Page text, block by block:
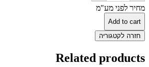
(ספאן
60)
quantity
מחיר לפני מע"מ
Add to cart
חזרה לקטגוריה
Related products